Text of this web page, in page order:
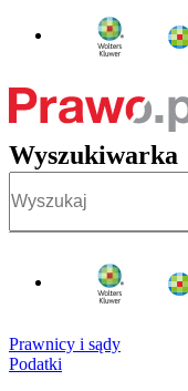
Wyszukiwarka
Prawnicy i sądy
Podatki